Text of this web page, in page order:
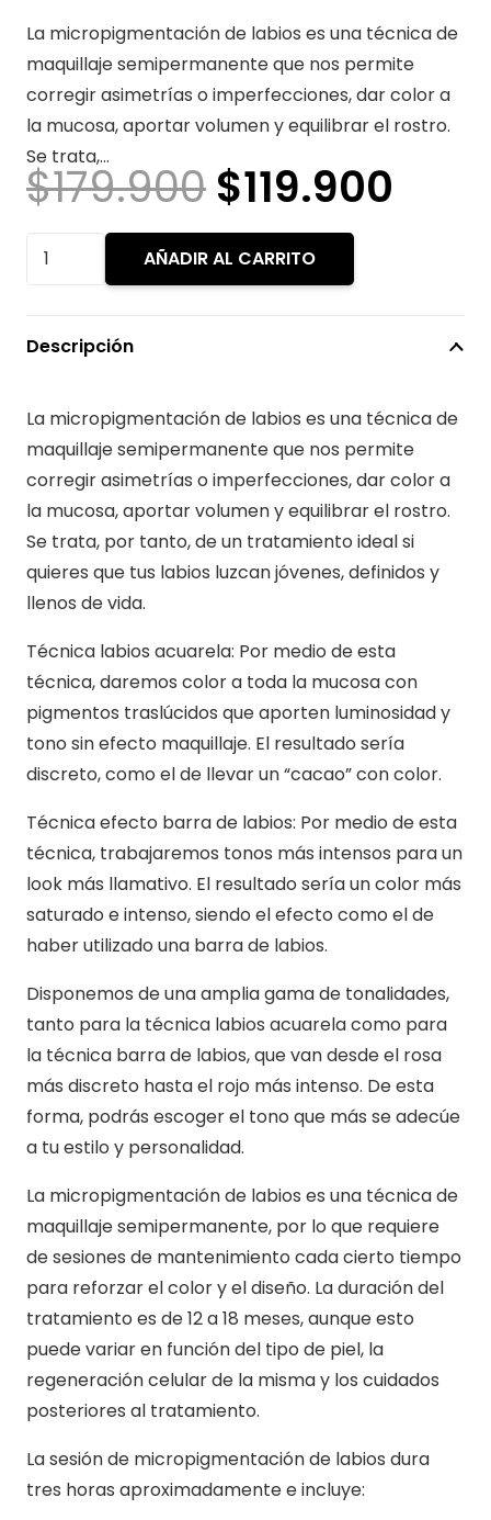
La micropigmentación de labios es una técnica de
maquillaje semipermanente que nos permite
corregir asimetrías o imperfecciones, dar color a
la mucosa, aportar volumen y equilibrar el rostro.
Se trata,…
$179.900 El
precio
original
era:
$179.900.
$119.900
Micropigmentación
Completos
10
años
de
Experiencia
cantidad
AÑADIR AL CARRITO
Descripción
La micropigmentación de labios es una técnica de
maquillaje semipermanente que nos permite
corregir asimetrías o imperfecciones, dar color a
la mucosa, aportar volumen y equilibrar el rostro.
Se trata, por tanto, de un tratamiento ideal si
quieres que tus labios luzcan jóvenes, definidos y
llenos de vida.
Técnica labios acuarela: Por medio de esta
técnica, daremos color a toda la mucosa con
pigmentos traslúcidos que aporten luminosidad y
tono sin efecto maquillaje. El resultado sería
discreto, como el de llevar un “cacao” con color.
Técnica efecto barra de labios: Por medio de esta
técnica, trabajaremos tonos más intensos para un
look más llamativo. El resultado sería un color más
saturado e intenso, siendo el efecto como el de
haber utilizado una barra de labios.
Disponemos de una amplia gama de tonalidades,
tanto para la técnica labios acuarela como para
la técnica barra de labios, que van desde el rosa
más discreto hasta el rojo más intenso. De esta
forma, podrás escoger el tono que más se adecúe
a tu estilo y personalidad.
La micropigmentación de labios es una técnica de
maquillaje semipermanente, por lo que requiere
de sesiones de mantenimiento cada cierto tiempo
para reforzar el color y el diseño. La duración del
tratamiento es de 12 a 18 meses, aunque esto
puede variar en función del tipo de piel, la
regeneración celular de la misma y los cuidados
posteriores al tratamiento.
La sesión de micropigmentación de labios dura
tres horas aproximadamente e incluye: